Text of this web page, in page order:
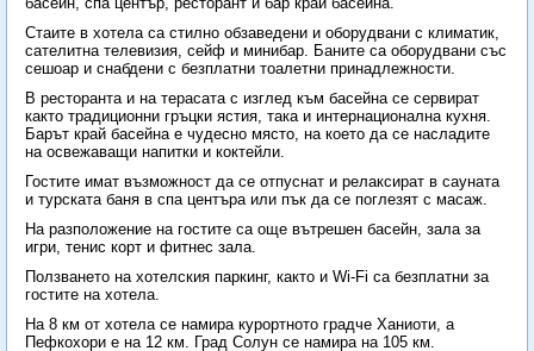
Стаите в хотела са стилно обзаведени и оборудвани с климатик,
сателитна телевизия, сейф и минибар. Баните са оборудвани със
сешоар и снабдени с безплатни тоалетни принадлежности.
В ресторанта и на терасата с изглед към басейна се сервират
както традиционни гръцки ястия, така и интернационална кухня.
Барът край басейна е чудесно място, на което да се насладите
на освежаващи напитки и коктейли.
Гостите имат възможност да се отпуснат и релаксират в сауната
и турската баня в спа центъра или пък да се поглезят с масаж.
На разположение на гостите са още вътрешен басейн, зала за
игри, тенис корт и фитнес зала.
Ползването на хотелския паркинг, както и Wi-Fi са безплатни за
гостите на хотела.
На 8 км от хотела се намира курортното градче Ханиоти, а
Пефкохори е на 12 км. Град Солун се намира на 105 км.